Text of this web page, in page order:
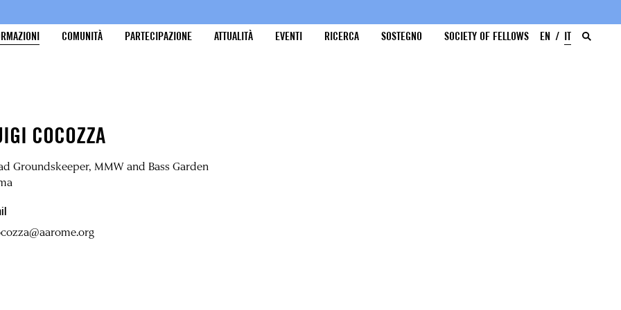
COMUNITÀ PARTECIPAZIONE ATTUALITÀ EVENTI RICERCA SOSTEGNO SOCIETY OF FELLOWS EN IT
COCOZZA
Groundskeeper, MMW and Bass Garden